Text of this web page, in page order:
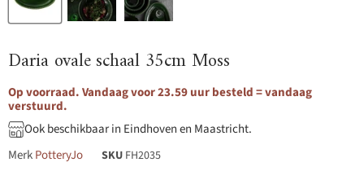
Daria ovale schaal 35cm Moss
Op voorraad. Vandaag voor 23.59 uur besteld = vandaag
verstuurd.
Ook beschikbaar in Eindhoven en Maastricht.
MerkPotteryJo SKU FH2035